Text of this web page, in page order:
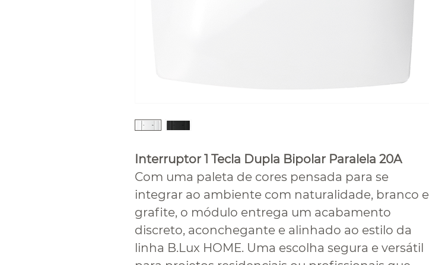
Interruptor 1 Tecla Dupla Bipolar Paralela 20A
Com uma paleta de cores pensada para se
integrar ao ambiente com naturalidade, branco e
grafite, o módulo entrega um acabamento
discreto, aconchegante e alinhado ao estilo da
linha B.Lux HOME. Uma escolha segura e versátil